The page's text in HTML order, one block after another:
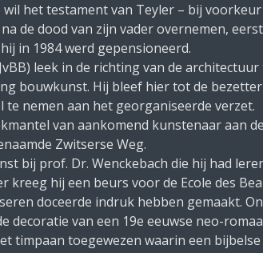
het testament van Teyler – bij
de dood van zijn vader overnemen,
in 1984 werd gepensioneerd.
leek in de richting van de
bouwkunst. Hij bleef hier tot de
nemen aan het georganiseerde verzet.
van aankomend kunstenaar aan
Zwitserse Weg.
bij prof. Dr. Wenckebach die hij had
hij een beurs voor de Ecole des
doceerde indruk hebben gemaakt.
decoratie van een 19e eeuwse neo-
timpaan toegewezen waarin een